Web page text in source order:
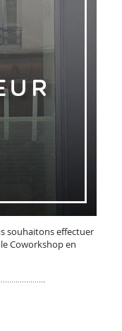
souhaitons effectuer
Coworkshop en